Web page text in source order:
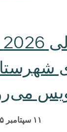
۱۱ سپتامبر ۲۰۲۵